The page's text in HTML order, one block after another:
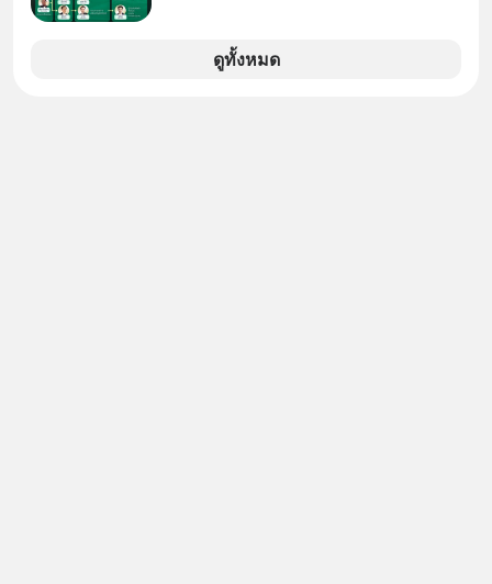
สัญญาณเตือน และชะลอตัวอย่างมีสติ
ดูทั้งหมด